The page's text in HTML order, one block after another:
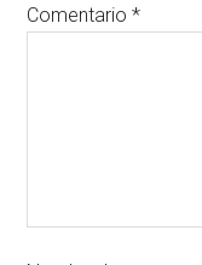
Comentario*